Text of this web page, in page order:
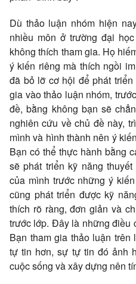
Dù thảo luận nhóm hiện
nhiều môn ở trường đại
không thích tham gia. Họ
ý kiến riêng mà thích ngồi
đã bỏ lỡ cơ hội để phát
gia vào thảo luận nhóm,
đề, bằng không bạn sẽ
nghiên cứu về chủ đề này,
mình và hình thành nên ý
Bạn có thể thực hành bằng
sẽ phát triển kỹ năng
của mình trước những ý
cũng phát triển được kỹ
thích rõ ràng, đơn giản và
trước lớp. Đây là những điều
Bạn tham gia thảo luận
tự tin hơn, sự tự tin đó ảnh
cuộc sống và xây dựng nên